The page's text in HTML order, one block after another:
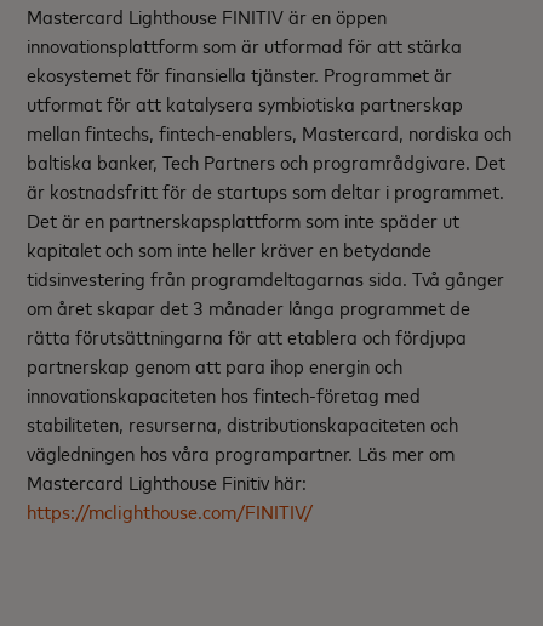
Mastercard Lighthouse FINITIV är en öppen
innovationsplattform som är utformad för att stärka
ekosystemet för finansiella tjänster. Programmet är
utformat för att katalysera symbiotiska partnerskap
mellan fintechs, fintech-enablers, Mastercard, nordiska och
baltiska banker, Tech Partners och programrådgivare. Det
är kostnadsfritt för de startups som deltar i programmet.
Det är en partnerskapsplattform som inte späder ut
kapitalet och som inte heller kräver en betydande
tidsinvestering från programdeltagarnas sida. Två gånger
om året skapar det 3 månader långa programmet de
rätta förutsättningarna för att etablera och fördjupa
partnerskap genom att para ihop energin och
innovationskapaciteten hos fintech-företag med
stabiliteten, resurserna, distributionskapaciteten och
vägledningen hos våra programpartner. Läs mer om
Mastercard Lighthouse Finitiv här:
https://mclighthouse.com/FINITIV/